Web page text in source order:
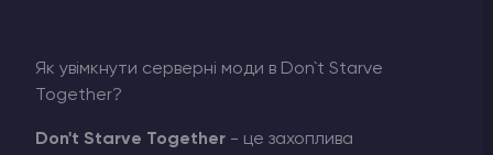
Як увімкнути серверні моди в Don`t Starve
Together?
Don't Starve Together - це захоплива